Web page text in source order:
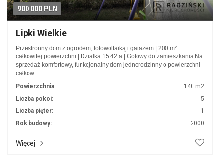
900 000 PLN
Lipki Wielkie
Przestronny dom z ogrodem, fotowoltaiką i garażem | 200 m²
całkowitej powierzchni | Działka 15,42 a | Gotowy do zamieszkania Na
sprzedaż komfortowy, funkcjonalny dom jednorodzinny o powierzchni
całkow…
Powierzchnia:
140 m2
Liczba pokoi:
5
Liczba pięter:
1
Rok budowy:
2000
Więcej